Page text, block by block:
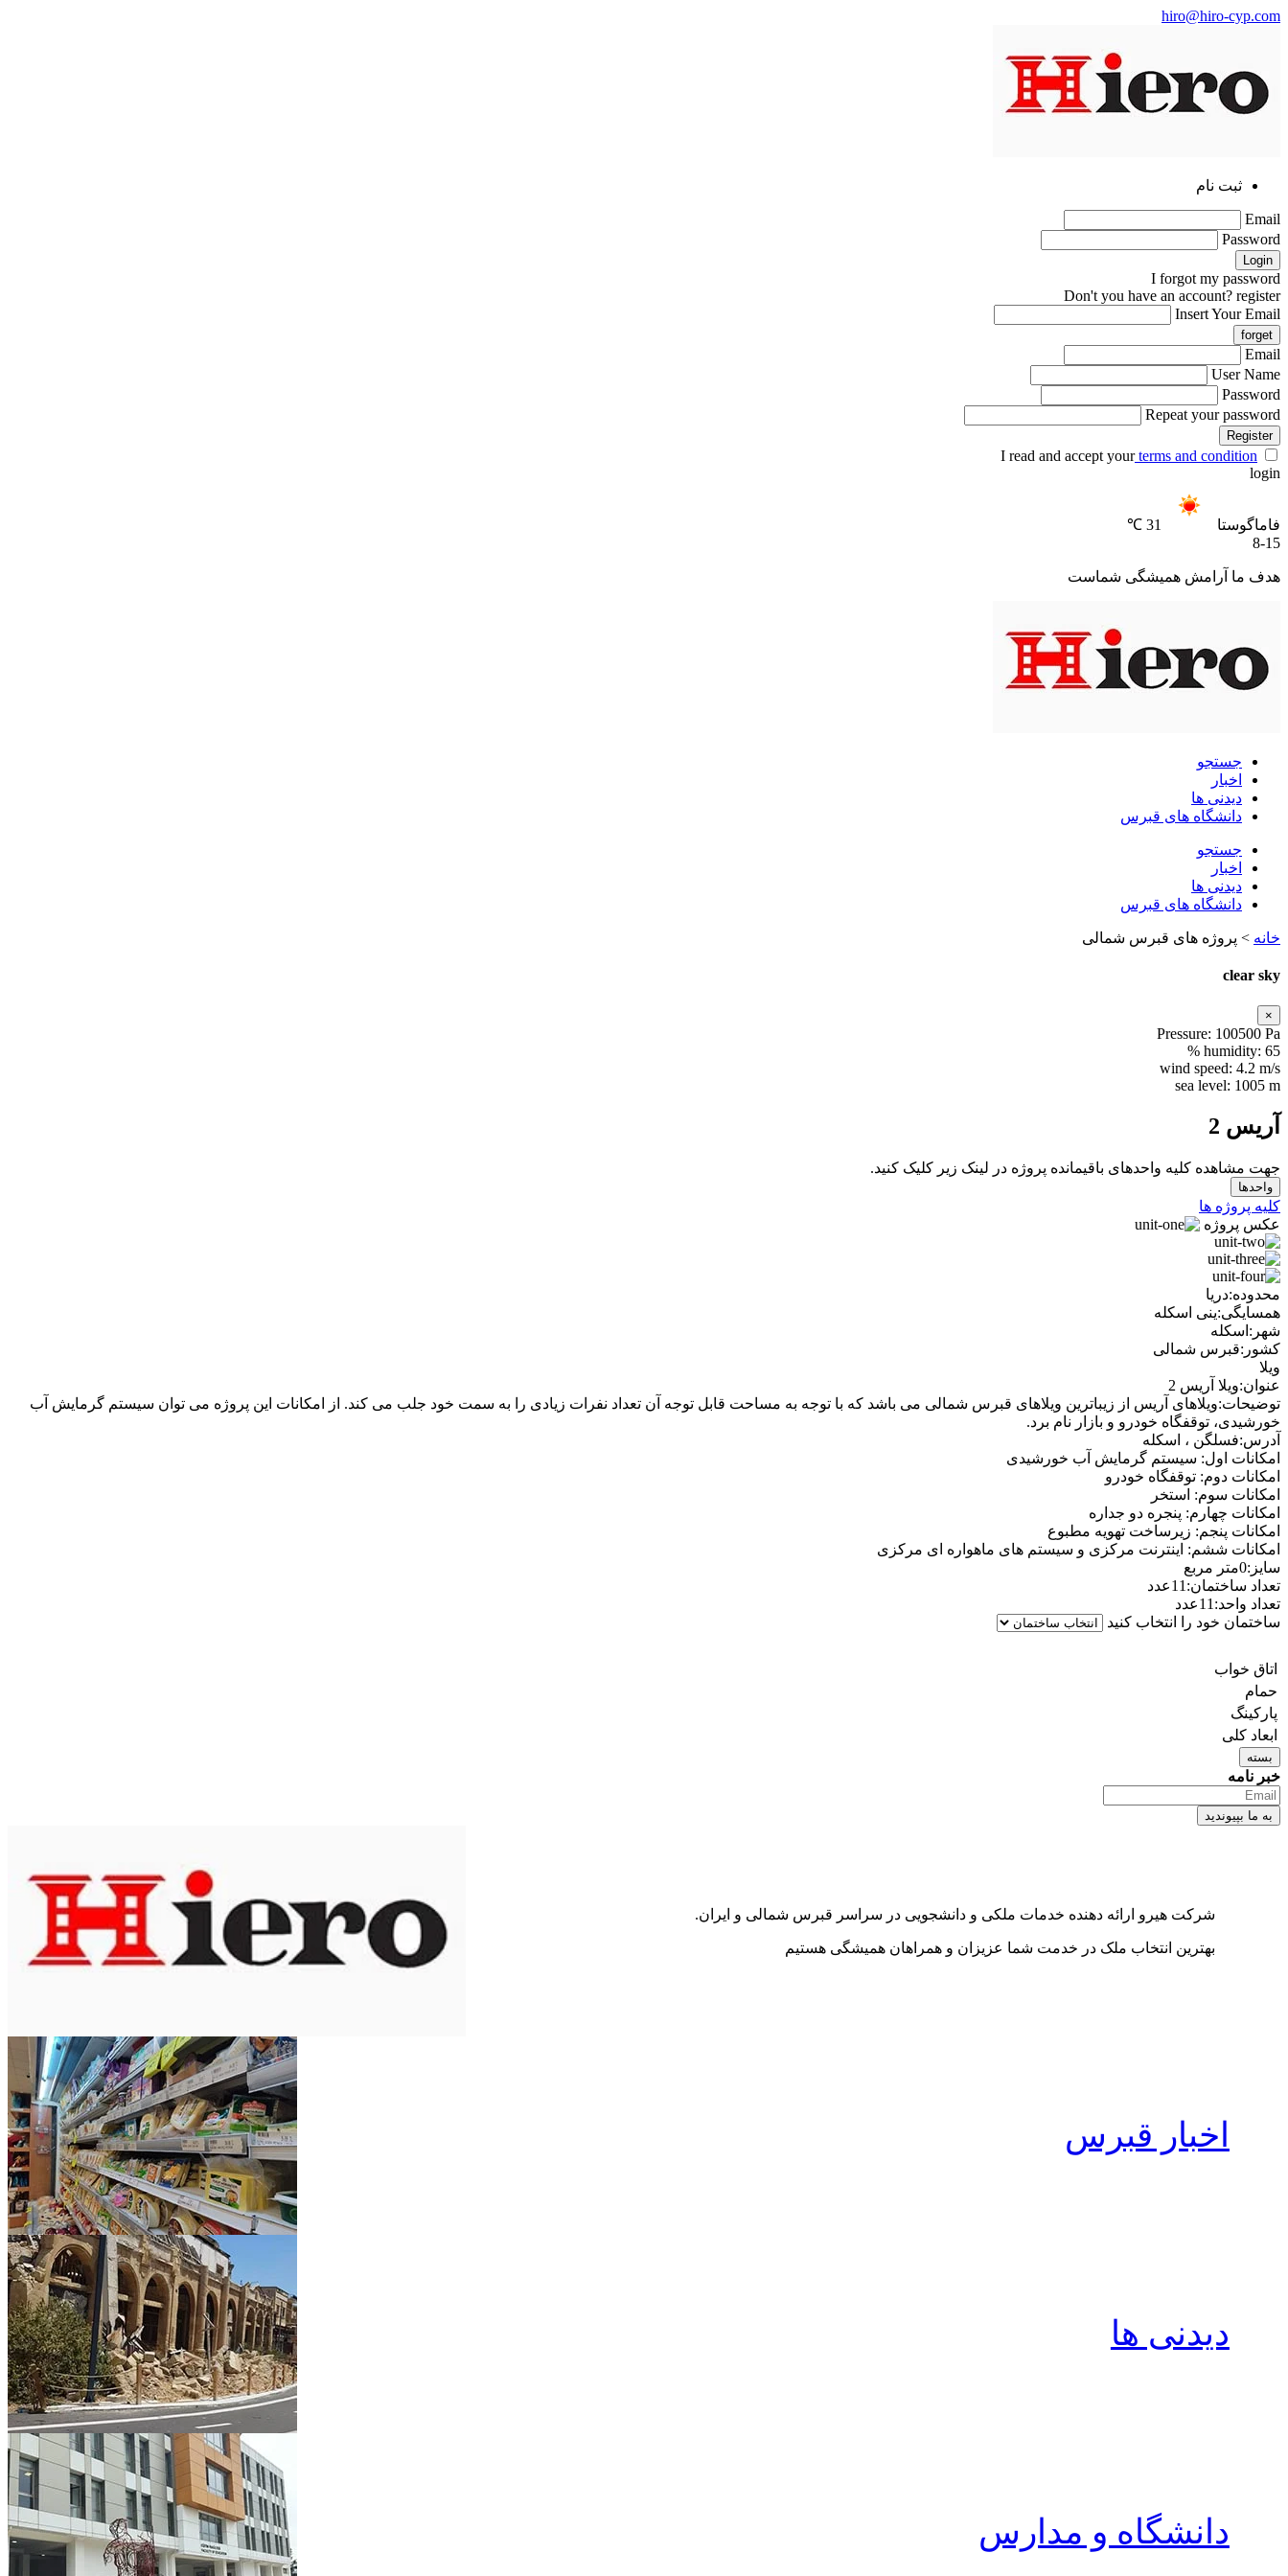
hiro@hiro-cyp.com
ثبت نام
Email
Password
I forgot my password
Don't you have an account? register
Insert Your Email
Email
User Name
Password
Repeat your password
Register
I read and accept yourterms and condition
login
فاماگوستا
31 ℃
8-15
هدف ما آرامش همیشگی شماست
جستجو
اخبار
دیدنی ها
دانشگاه های قبرس
جستجو
اخبار
دیدنی ها
دانشگاه های قبرس
خانه > پروژه های قبرس شمالی
clear sky
×
Pressure: 100500 Pa
humidity: 65 %
wind speed: 4.2 m/s
sea level: 1005 m
آریس 2
جهت مشاهده کلیه واحدهای باقیمانده پروژه در لینک زیر کلیک کنید.
کلیه پروژه ها
عکس پروژه
محدوده:دریا
همسایگی:ینی اسکله
شهر:اسکله
کشور:قبرس شمالی
ویلا
عنوان:ویلا آریس 2
توضیحات:ویلاهای آریس از زیباترین ویلاهای قبرس شمالی می باشد که با توجه به مساحت قابل توجه آن تعداد نفرات زیادی را به سمت خود جلب می کند. از امکانات این پروژه می توان سیستم گرمایش آب
خورشیدی، توقفگاه خودرو و بازار نام برد.
آدرس:فسلگن ، اسکله
امکانات اول: سیستم گرمایش آب خورشیدی
امکانات دوم: توقفگاه خودرو
امکانات سوم: استخر
امکانات چهارم: پنجره دو جداره
امکانات پنجم: زیرساخت تهویه مطبوع
امکانات ششم: اینترنت مرکزی و سیستم های ماهواره ای مرکزی
سایز:0متر مربع
تعداد ساختمان:11عدد
تعداد واحد:11عدد
ساختمان خود را انتخاب کنید
اتاق خواب
حمام
پارکینگ
ابعاد کلی
بسته
خبر نامه
شرکت هیرو ارائه دهنده خدمات ملکی و دانشجویی در سراسر قبرس شمالی و ایران.
بهترین انتخاب ملک در خدمت شما عزیزان و همراهان همیشگی هستیم
اخبار قبرس
دیدنی ها
دانشگاه و مدارس